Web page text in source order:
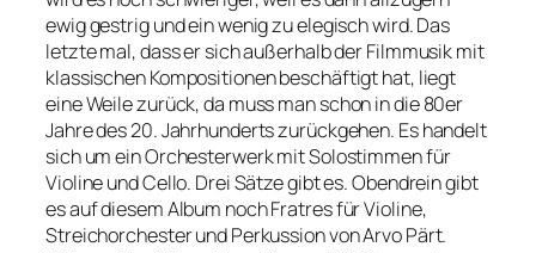
ewig gestrig und ein wenig zu elegisch wird. Das
letzte mal, dass er sich außerhalb der Filmmusik mit
klassischen Kompositionen beschäftigt hat, liegt
eine Weile zurück, da muss man schon in die 80er
Jahre des 20. Jahrhunderts zurückgehen. Es handelt
sich um ein Orchesterwerk mit Solostimmen für
Violine und Cello. Drei Sätze gibt es. Obendrein gibt
es auf diesem Album noch Fratres für Violine,
Streichorchester und Perkussion von Arvo Pärt.